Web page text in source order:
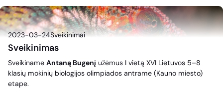
2023-03-24Sveikinimai
Sveikinimas
Sveikiname Antaną Bugenį užėmus I vietą XVI Lietuvos 5–8
klasių mokinių biologijos olimpiados antrame (Kauno miesto)
etape.